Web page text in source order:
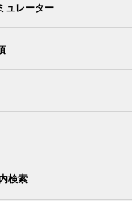
ュレーター
検索